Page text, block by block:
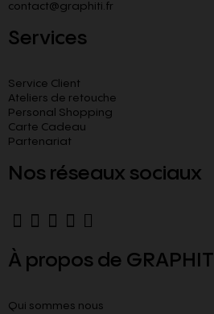
contact@graphiti.fr
Services
Service Client
Ateliers de retouche
Personal Shopping
Carte Cadeau
Partenariat
Nos réseaux sociaux
À propos de GRAPHITI
Qui sommes nous